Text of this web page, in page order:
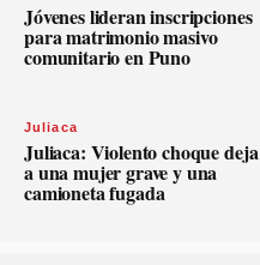
Jóvenes lideran inscripciones
para matrimonio masivo
comunitario en Puno
Juliaca
Juliaca: Violento choque deja
a una mujer grave y una
camioneta fugada